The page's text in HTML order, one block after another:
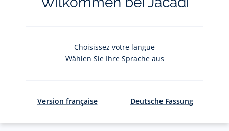
Choisissez votre langue
Wählen Sie Ihre Sprache aus
Version française Deutsche Fassung